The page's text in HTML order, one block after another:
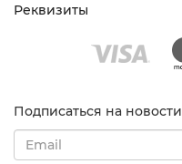
Реквизиты
Подписаться на новости